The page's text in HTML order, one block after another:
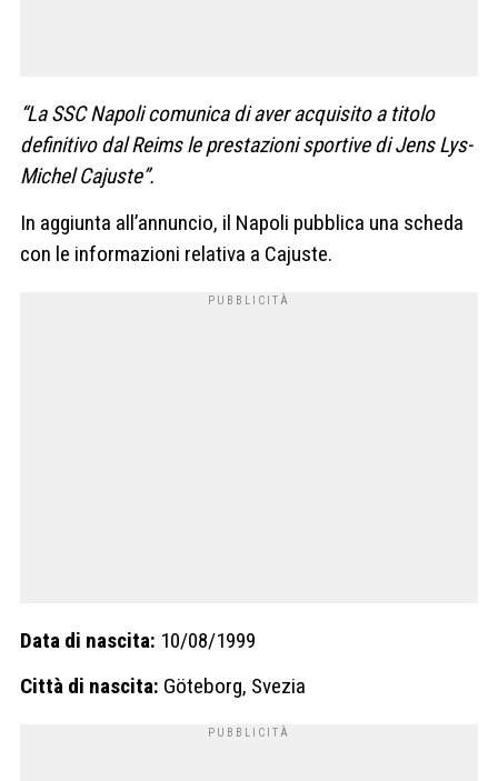
“La SSC Napoli comunica di aver acquisito a titolo
definitivo dal Reims le prestazioni sportive di Jens Lys-
Michel Cajuste”.
In aggiunta all’annuncio, il Napoli pubblica una scheda
con le informazioni relativa a Cajuste.
Data di nascita: 10/08/1999
Città di nascita: Göteborg, Svezia